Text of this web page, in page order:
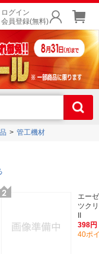
ログイン
会員登録(無料)
管工機材
エー
ツク
398円
40ポ